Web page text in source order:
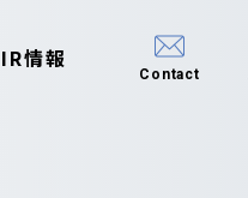
IR情報
Contact